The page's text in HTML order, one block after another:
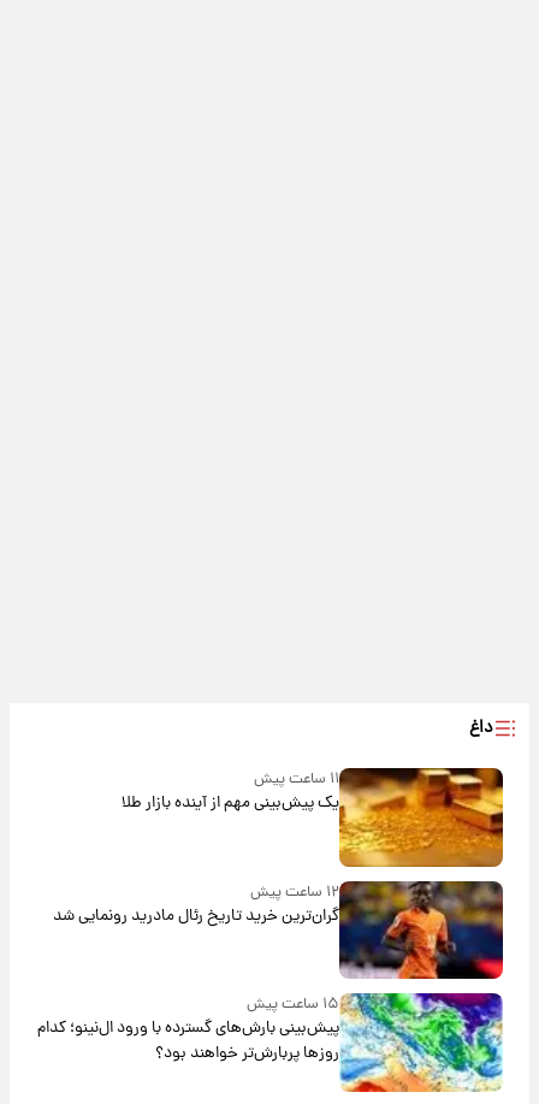
داغ
۱۱ ساعت پیش
یک پیش‌بینی مهم از آینده بازار طلا
۱۲ ساعت پیش
گران‌ترین خرید تاریخ رئال مادرید رونمایی شد
۱۵ ساعت پیش
پیش‌بینی بارش‌های گسترده با ورود ال‌نینو؛ کدام
روزها پربارش‌تر خواهند بود؟